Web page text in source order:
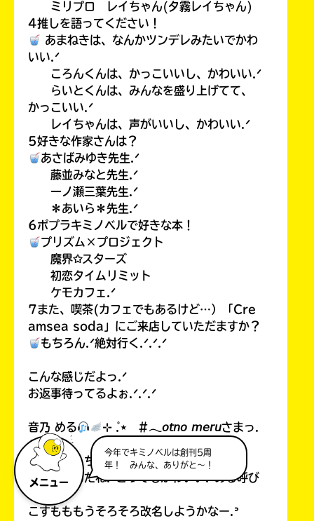
メニュー
今年でキミノベルは創刊5周
年！ みんな、ありがと～！
ミリプロ レイちゃん(夕霧レイちゃん)
4推しを語ってください！
あまねきは、なんかツンデレみたいでかわ
いい.ᐟ
ころんくんは、かっこいいし、かわいい.ᐟ
らいとくんは、みんなを盛り上げてて、
かっこいい.ᐟ
レイちゃんは、声がいいし、かわいい.ᐟ
5好きな作家さんは？
あさばみゆき先生.ᐟ
藤並みなと先生.ᐟ
一ノ瀬三葉先生.ᐟ
＊あいら＊先生.ᐟ
6ポプラキミノベルで好きな本！
プリズム×プロジェクト
魔界✩スターズ
初恋タイムリミット
ケモカフェ.ᐟ
7また、喫茶(カフェでもあるけど…）「Cre
amsea soda」にご来店していただますか？
もちろん.ᐟ絶対行く.ᐟ.ᐟ.ᐟ
こんな感じだよっ.ᐟ
お返事待ってるよぉ.ᐟ.ᐟ.ᐟ
音乃 める
⊹ ̊.⋆ #𓂃𝘰𝘵𝘯𝘰 𝘮𝘦𝘳𝘶さまっ.
ᐟ
こっんにっちはーー.ᐟ.ᐟお返事ありがと.ᐟ
改名したんだね.ᐟとってもかわいい.ᐟめる呼び
こすもももうそろそろ改名しようかなー.ᐣ